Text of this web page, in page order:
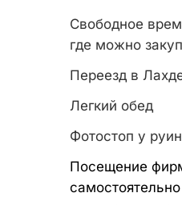
Свободное
где можно
Переезд в
Легкий обед
Фотостоп у
Посещение